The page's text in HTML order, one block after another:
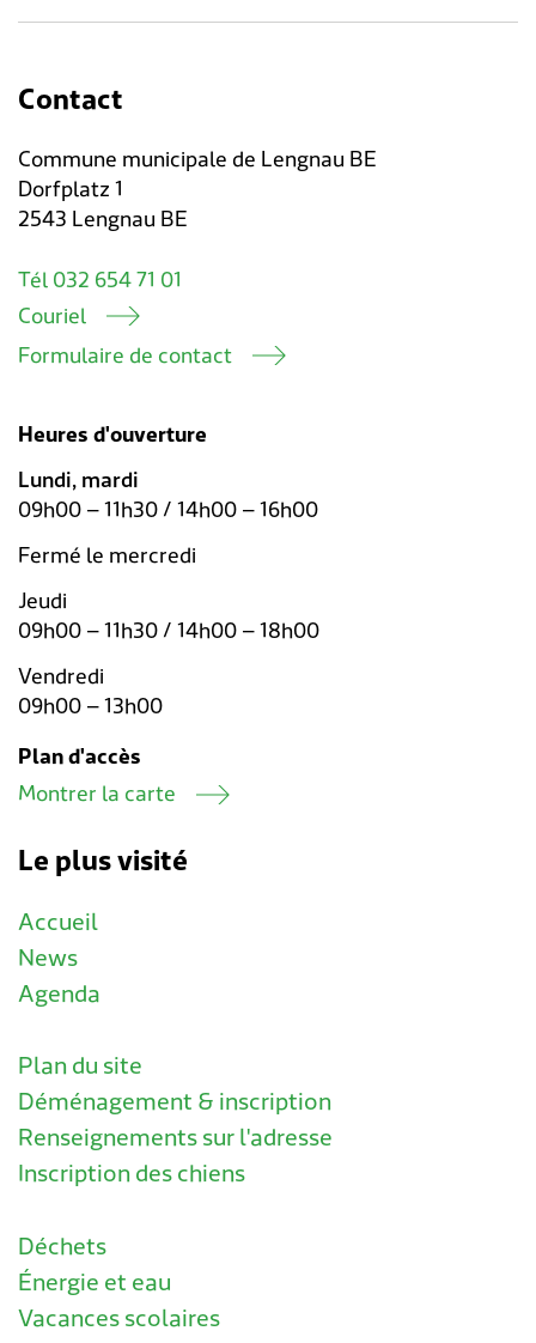
Contact
Commune municipale de Lengnau BE
Dorfplatz 1
2543 Lengnau BE
Tél 032 654 71 01
Couriel
Formulaire de contact
Heures d'ouverture
Lundi, mardi
09h00 – 11h30 / 14h00 – 16h00
Fermé le mercredi
Jeudi
09h00 – 11h30 / 14h00 – 18h00
Vendredi
09h00 – 13h00
Plan d'accès
Montrer la carte
Le plus visité
Accueil
News
Agenda
Plan du site
Déménagement & inscription
Renseignements sur l'adresse
Inscription des chiens
Déchets
Énergie et eau
Vacances scolaires